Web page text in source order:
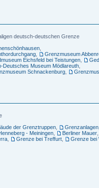
deutsch-deutschen Grenze
Grenzmuseum
Eichsfeld bei Teistungen
Deutsches Museum Mödlareuth
Schnackenburg
der Grenztruppen Grenzanlagen
- Meiningen Berliner Mauer
Grenze bei Treffurt Grenze bei